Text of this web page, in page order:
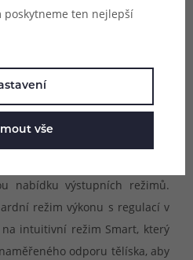
nabídku výstupních režimů.
režim výkonu s regulací v
intuitivní režim Smart, který
odporu tělíska, aby
poskytneme ten nejlepší
vše